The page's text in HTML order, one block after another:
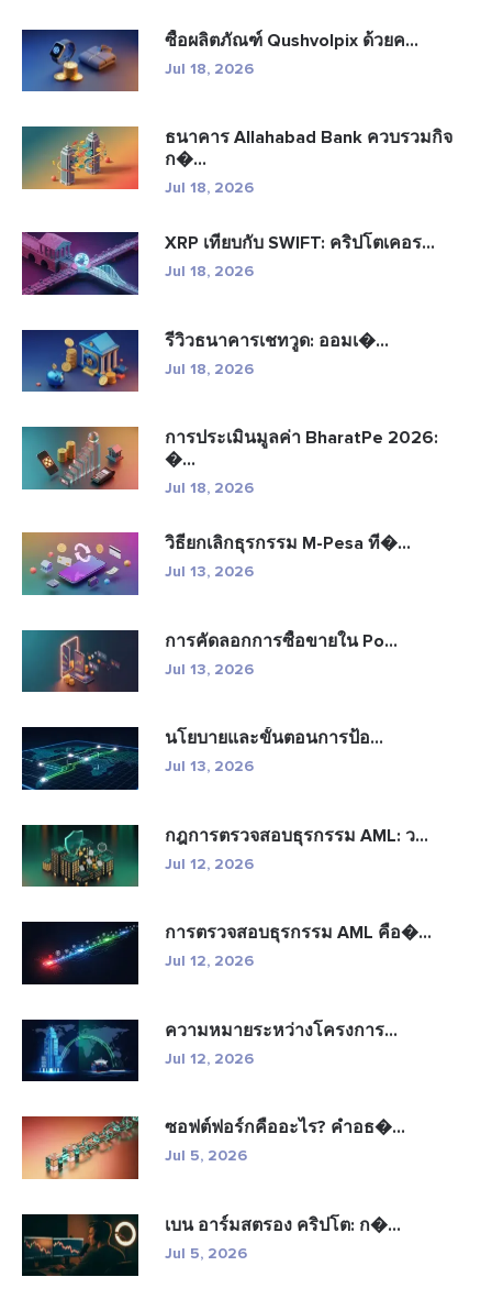
ซื้อผลิตภัณฑ์ Qushvolpix ด้วยค...
Jul 18, 2026
ธนาคาร Allahabad Bank ควบรวมกิจ
ก�...
Jul 18, 2026
XRP เทียบกับ SWIFT: คริปโตเคอร...
Jul 18, 2026
รีวิวธนาคารเชทวูด: ออมเ�...
Jul 18, 2026
การประเมินมูลค่า BharatPe 2026:
�...
Jul 18, 2026
วิธียกเลิกธุรกรรม M-Pesa ที�...
Jul 13, 2026
การคัดลอกการซื้อขายใน Po...
Jul 13, 2026
นโยบายและขั้นตอนการป้อ...
Jul 13, 2026
กฎการตรวจสอบธุรกรรม AML: ว...
Jul 12, 2026
การตรวจสอบธุรกรรม AML คือ�...
Jul 12, 2026
ความหมายระหว่างโครงการ...
Jul 12, 2026
ซอฟต์ฟอร์กคืออะไร? คำอธ�...
Jul 5, 2026
เบน อาร์มสตรอง คริปโต: ก�...
Jul 5, 2026